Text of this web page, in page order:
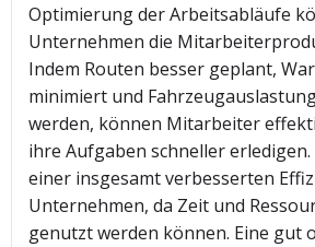
Optimierung der Arbeitsabläufe
Unternehmen die
Indem Routen besser geplant,
minimiert und
werden, können Mitarbeiter
ihre Aufgaben schneller
einer insgesamt verbesserten
Unternehmen, da Zeit und
genutzt werden können. Eine gut